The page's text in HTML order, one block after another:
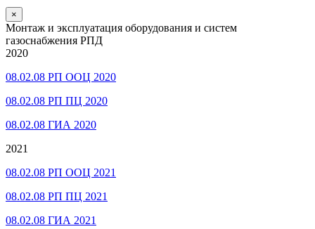
×
Монтаж и эксплуатация оборудования и систем
газоснабжения РПД
2020
08.02.08 РП ООЦ 2020
08.02.08 РП ПЦ 2020
08.02.08 ГИА 2020
2021
08.02.08 РП ООЦ 2021
08.02.08 РП ПЦ 2021
08.02.08 ГИА 2021